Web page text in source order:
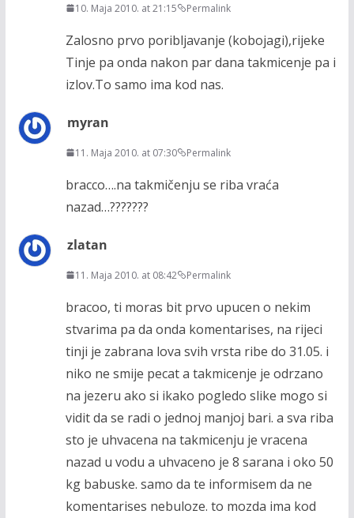
10. Maja 2010. at 21:15 Permalink
Zalosno prvo poribljavanje (kobojagi),rijeke
Tinje pa onda nakon par dana takmicenje pa i
izlov.To samo ima kod nas.
myran
11. Maja 2010. at 07:30 Permalink
bracco….na takmičenju se riba vraća
nazad…???????
zlatan
11. Maja 2010. at 08:42 Permalink
bracoo, ti moras bit prvo upucen o nekim
stvarima pa da onda komentarises, na rijeci
tinji je zabrana lova svih vrsta ribe do 31.05. i
niko ne smije pecat a takmicenje je odrzano
na jezeru ako si ikako pogledo slike mogo si
vidit da se radi o jednoj manjoj bari. a sva riba
sto je uhvacena na takmicenju je vracena
nazad u vodu a uhvaceno je 8 sarana i oko 50
kg babuske. samo da te informisem da ne
komentarises nebuloze. to mozda ima kod